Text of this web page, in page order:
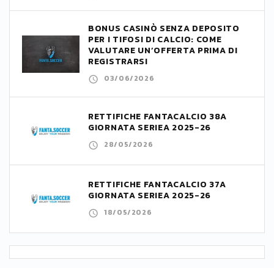
BONUS CASINÒ SENZA DEPOSITO
PER I TIFOSI DI CALCIO: COME
VALUTARE UN’OFFERTA PRIMA DI
REGISTRARSI
03/06/2026
RETTIFICHE FANTACALCIO 38A
GIORNATA SERIEA 2025-26
28/05/2026
RETTIFICHE FANTACALCIO 37A
GIORNATA SERIEA 2025-26
18/05/2026